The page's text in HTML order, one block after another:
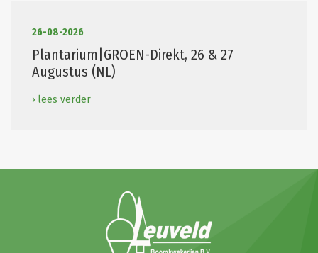
26-08-2026
Plantarium|GROEN-Direkt, 26 & 27
Augustus (NL)
› lees verder